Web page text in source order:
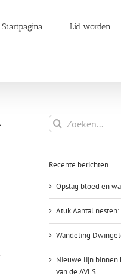
Startpagina Lid worden
Zoeken
naar:
Recente berichten
Opslag bloed en
Atuk Aantal nesten:
Wandeling
Nieuwe lijn binnen
van de AVLS